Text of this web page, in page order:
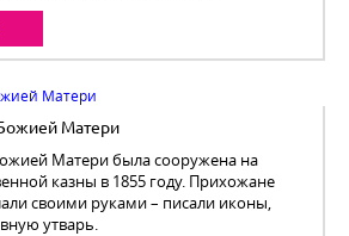
Матери
Матери была сооружена на
казны в 1855 году. Прихожане
своими руками – писали иконы,
утварь.